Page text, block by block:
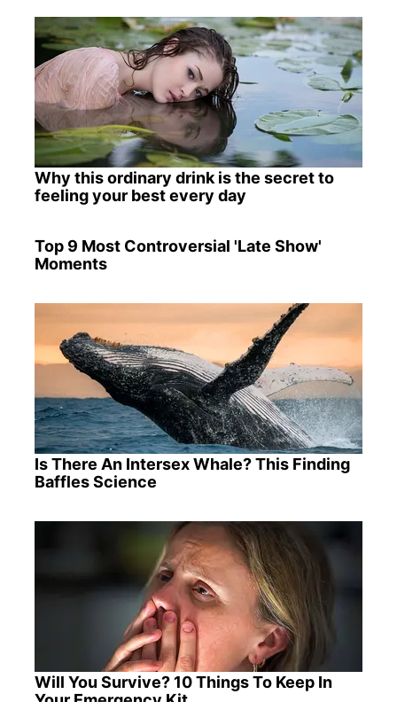
Why this ordinary drink is the secret to
feeling your best every day
Top 9 Most Controversial 'Late Show'
Moments
Is There An Intersex Whale? This Finding
Baffles Science
Will You Survive? 10 Things To Keep In